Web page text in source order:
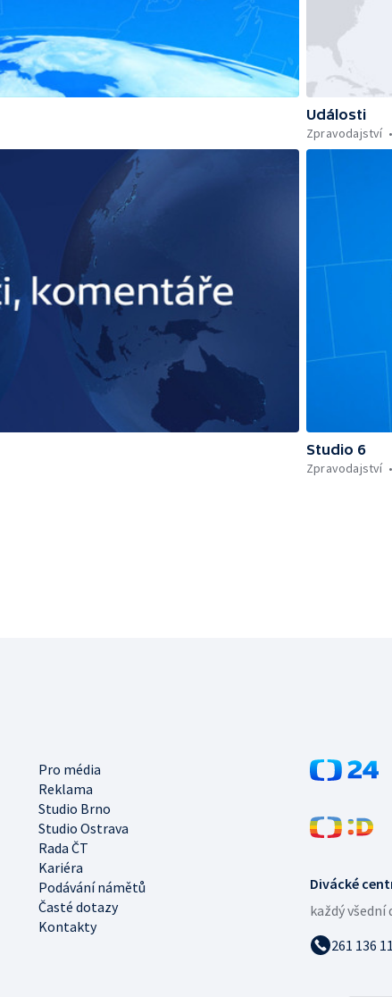
Události
Zpravodajství
Studio 6
Zpravodajství
Divácké
každý všední
261 136
Pro média
Reklama
Studio Brno
Studio Ostrava
Rada ČT
Kariéra
Podávání námětů
Časté dotazy
Kontakty